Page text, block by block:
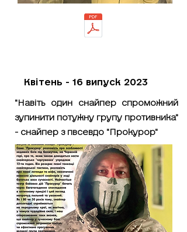
Квітень - 16 випуск 2023
"Навіть один снайпер спроможний
зупинити потужну групу противника"
- снайпер з пвсевдо "Прокурор"